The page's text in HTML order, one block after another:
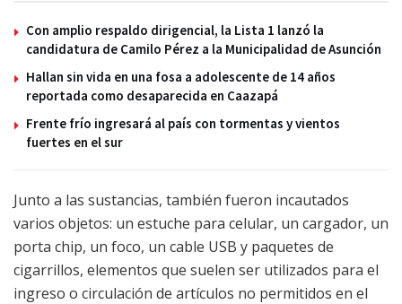
Con amplio respaldo dirigencial, la Lista 1 lanzó la
candidatura de Camilo Pérez a la Municipalidad de Asunción
Hallan sin vida en una fosa a adolescente de 14 años
reportada como desaparecida en Caazapá
Frente frío ingresará al país con tormentas y vientos
fuertes en el sur
Junto a las sustancias, también fueron incautados
varios objetos: un estuche para celular, un cargador, un
porta chip, un foco, un cable USB y paquetes de
cigarrillos, elementos que suelen ser utilizados para el
ingreso o circulación de artículos no permitidos en el